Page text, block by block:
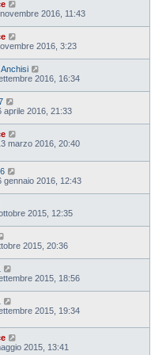
2016, 11:43
2016, 3:23
2016, 16:34
aprile 2016, 21:33
marzo 2016, 20:40
gennaio 2016, 12:43
2015, 12:35
2015, 20:36
2015, 18:56
2015, 19:34
2015, 13:41